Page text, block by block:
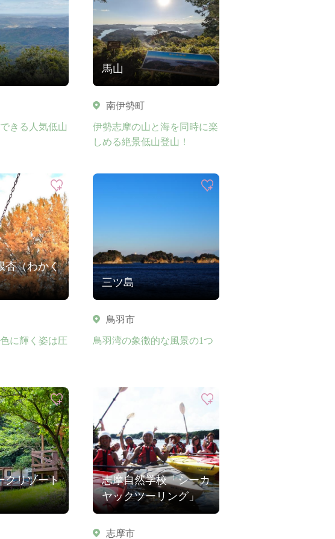
きる人気低山
馬山
南伊勢町
伊勢志摩の山と海を同時に楽
しめる絶景低山登山！
杏（わかく
に輝く姿は圧
三ツ島
鳥羽市
鳥羽湾の象徴的な風景の1つ
クリゾート
志摩自然学校「シーカ
ヤックツーリング」
志摩市